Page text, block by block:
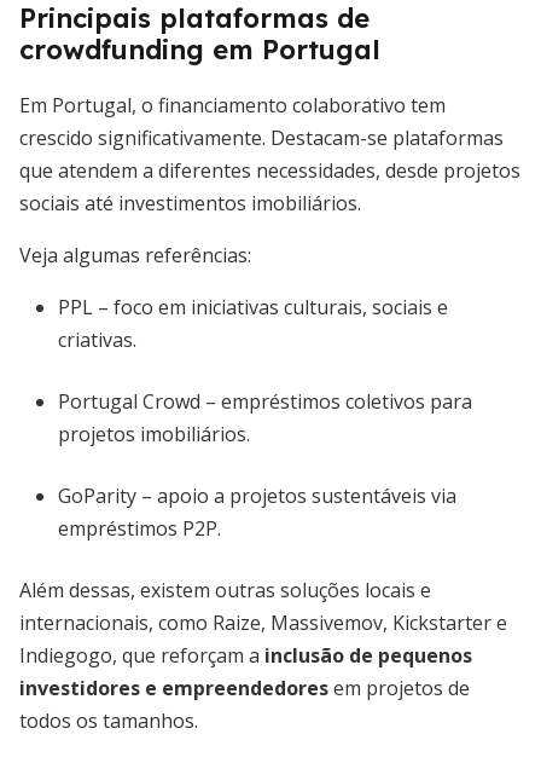
Principais plataformas de
crowdfunding em Portugal
Em Portugal, o financiamento colaborativo tem
crescido significativamente. Destacam-se plataformas
que atendem a diferentes necessidades, desde projetos
sociais até investimentos imobiliários.
Veja algumas referências:
PPL – foco em iniciativas culturais, sociais e
criativas.
Portugal Crowd – empréstimos coletivos para
projetos imobiliários.
GoParity – apoio a projetos sustentáveis via
empréstimos P2P.
Além dessas, existem outras soluções locais e
internacionais, como Raize, Massivemov, Kickstarter e
Indiegogo, que reforçam a inclusão de pequenos
investidores e empreendedoresem projetos de
todos os tamanhos.